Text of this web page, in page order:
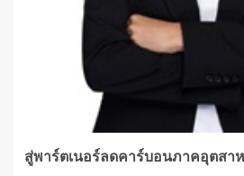
สู่พาร์ตเนอร์ลดคาร์บอนภาคอุตสา